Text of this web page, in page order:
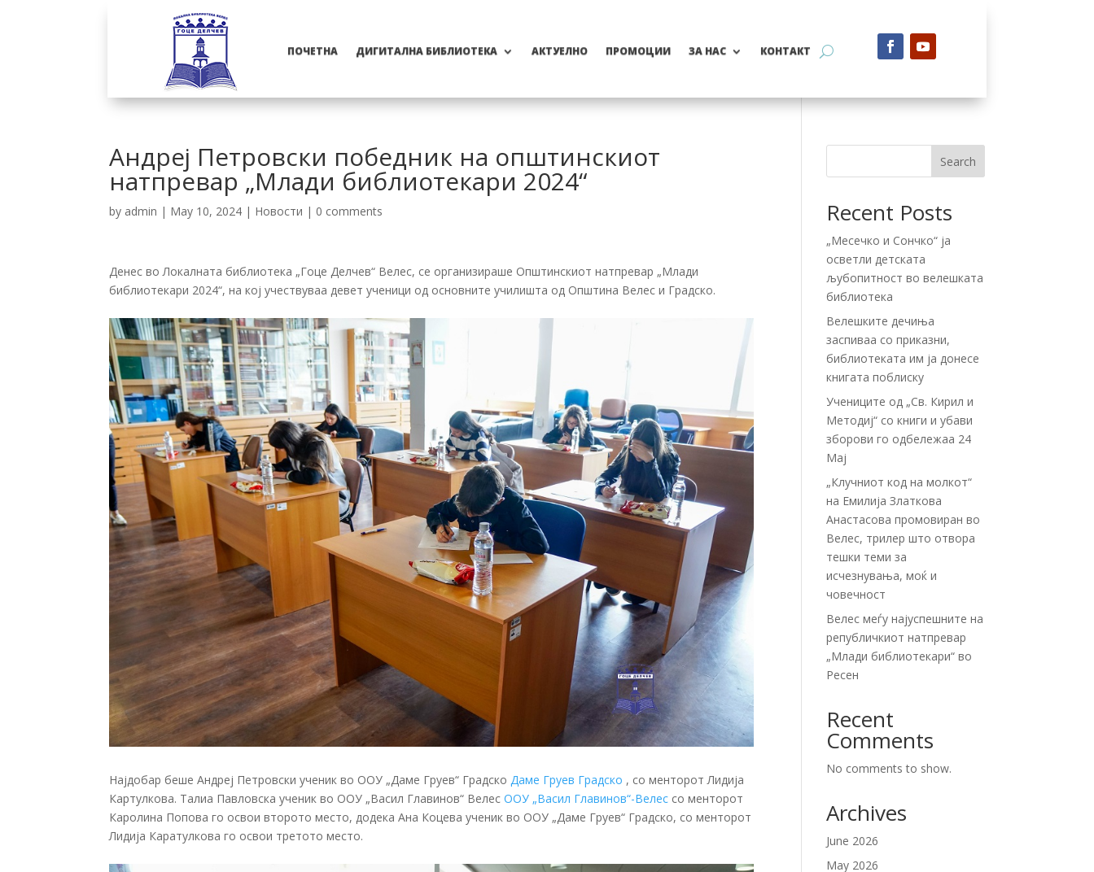
ПОЧЕТНА ДИГИТАЛНА БИБЛИОТЕКА АКТУЕЛНО ПРОМОЦИИ ЗА НАС КОНТАКТ
Андреј Петровски победник на општинскиот
натпревар „Млади библиотекари 2024“
by admin | May 10, 2024 | Новости | 0 comments
Денес во Локалната библиотека „Гоце Делчев“ Велес, се организираше Општинскиот натпревар „Млади
библиотекари 2024“, на кој учествуваа девет ученици од основните училишта од Општина Велес и Градско.
Најдобар беше Андреј Петровски ученик во ООУ „Даме Груев“ ГрадскоДаме Груев Градско , со менторот Лидија
Картулкова. Талиа Павловска ученик во ООУ „Васил Главинов“ ВелесООУ „Васил Главинов“-Велес со менторот
Каролина Попова го освои второто место, додека Ана Коцева ученик во ООУ „Даме Груев“ Градско, со менторот
Лидија Каратулкова го освои третото место.
Search
Recent Posts
„Месечко и Сончко“ ја
осветли детската
љубопитност во велешката
библиотека
Велешките дечиња
заспиваа со приказни,
библиотеката им ја донесе
книгата поблиску
Учениците од „Св. Кирил и
Методиј“ со книги и убави
зборови го одбележаа 24
Мај
„Клучниот код на молкот“
на Емилија Златкова
Анастасова промовиран во
Велес, трилер што отвора
тешки теми за
исчезнувања, моќ и
човечност
Велес меѓу најуспешните на
републичкиот натпревар
„Млади библиотекари“ во
Ресен
Recent
Comments
No comments to show.
Archives
June 2026
May 2026